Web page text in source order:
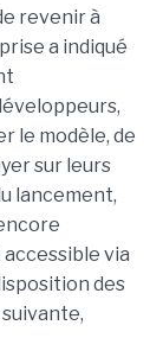
revenir à
a indiqué
le modèle, de
sur leurs
lancement,
via
des